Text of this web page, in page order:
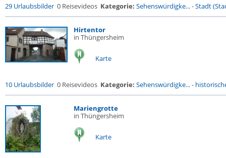
29 Urlaubsbilder 0 Reisevideos Kategorie: Sehenswürdigke...-Stadt
Hirtentor
in Thüngersheim
Karte
10 Urlaubsbilder 0 Reisevideos Kategorie: Sehenswürdigke...-
Mariengrotte
in Thüngersheim
Karte